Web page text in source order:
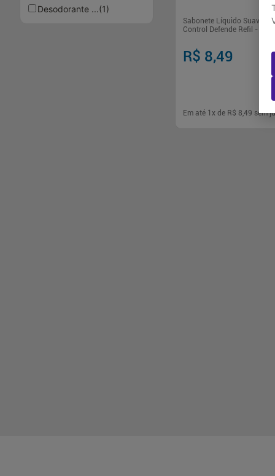
Desodorante ...(1)
Sabonete Líquido Suave
Control Defende Refil -
R$ 8,49
Em até 1x de R$ 8,49 sem